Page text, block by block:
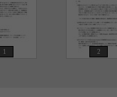
1 2